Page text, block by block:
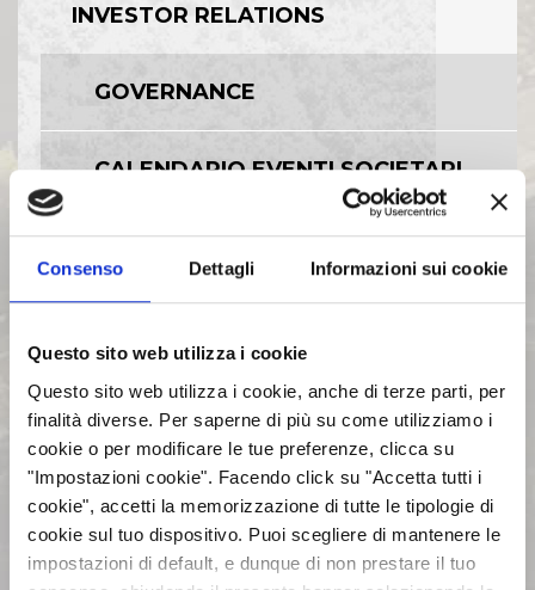
Consenso Dettagli Informazioni sui cookie
Questo sito web utilizza i cookie
Questo sito web utilizza i cookie, anche di terze parti, per
finalità diverse. Per saperne di più su come utilizziamo i
cookie o per modificare le tue preferenze, clicca su
"Impostazioni cookie". Facendo click su "Accetta tutti i
cookie", accetti la memorizzazione di tutte le tipologie di
cookie sul tuo dispositivo. Puoi scegliere di mantenere le
impostazioni di default, e dunque di non prestare il tuo
INVESTOR RELATIONS
GOVERNANCE
CALENDARIO EVENTI SOCIETARI
DISPONIBILE
BILANCI E RELAZIONI
INTERMEDIE
ASSEMBLEE
COMUNICATI STAMPA